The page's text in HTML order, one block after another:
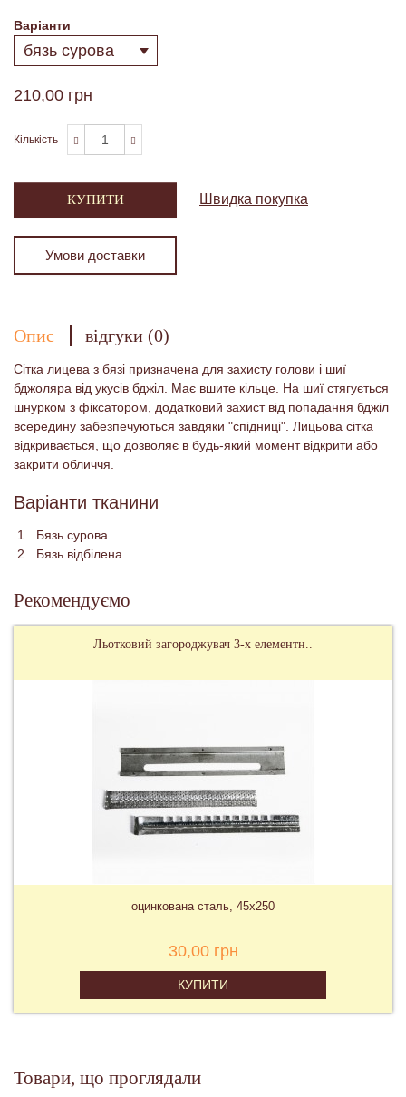
Варіанти
210,00 грн
Кількість
КУПИТИ Швидка покупка
Умови доставки
Опис відгуки (0)
Сітка лицева з бязі призначена для захисту голови і шиї
бджоляра від укусів бджіл. Має вшите кільце. На шиї стягується
шнурком з фіксатором, додатковий захист від попадання бджіл
всередину забезпечуються завдяки "спідниці". Лицьова сітка
відкривається, що дозволяє в будь-який момент відкрити або
закрити обличчя.
Варіанти тканини
Бязь сурова
Бязь відбілена
Рекомендуємо
Льотковий загороджувач 3-х елементн..
оцинкована сталь, 45х250
30,00 грн
КУПИТИ
Товари, що проглядали